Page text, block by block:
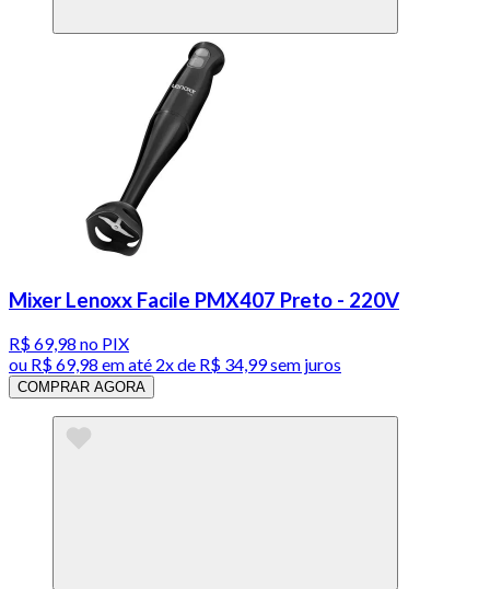
Mixer Lenoxx Facile PMX407 Preto - 220V
R$ 69,98 no PIX
ou R$ 69,98 em até 2x de R$ 34,99 sem juros
COMPRAR AGORA